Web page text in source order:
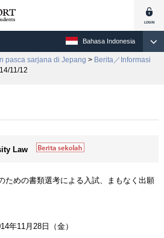
Bahasa Indonesia
pasca sarjana di Jepang > Berita／Informasi
11/12
Law
ための書類選考による入試、まもなく出願
年11月28日（金）